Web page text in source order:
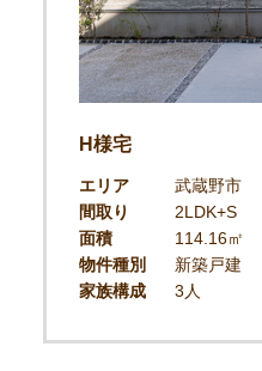
H様宅
エリア
武蔵野市
間取り
2LDK+S
面積
114.16㎡
物件種別
新築戸建
家族構成
3人